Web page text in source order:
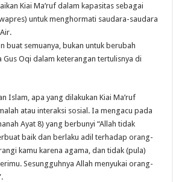
Kiai Ma’ruf dalam kapasitas sebagai
untuk menghormati saudara-saudara
buat semuanya, bukan untuk berubah
Gus Oqi dalam keterangan tertulisnya di
Islam, apa yang dilakukan Kiai Ma’ruf
atau interaksi sosial. Ia mengacu pada
Ayat 8) yang berbunyi “Allah tidak
baik dan berlaku adil terhadap orang-
kamu karena agama, dan tidak (pula)
Sesungguhnya Allah menyukai orang-